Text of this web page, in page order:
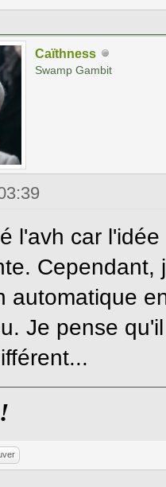
Caïthness
Swamp Gambit
l'avh car
Cependant,
automatique
Je pense